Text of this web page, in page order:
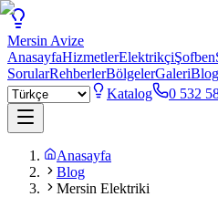
Mersin Avize
AnasayfaHizmetlerElektrikçiŞofben
SorularRehberlerBölgelerGaleriBlog
Katalog
0 532
Anasayfa
Blog
Mersin Elektriki